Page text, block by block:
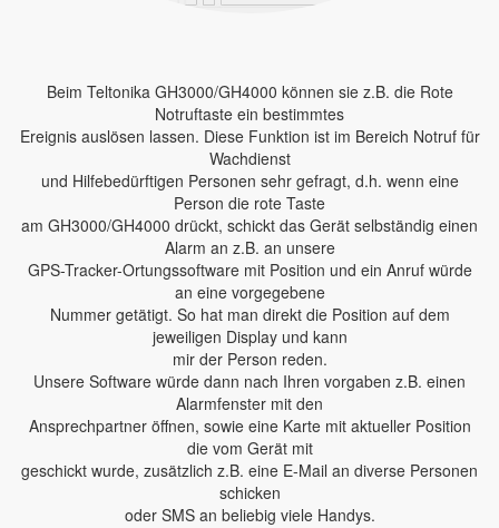
Beim Teltonika GH3000/GH4000 können sie z.B. die Rote
Notruftaste ein bestimmtes
Ereignis auslösen lassen. Diese Funktion ist im Bereich Notruf für
Wachdienst
und Hilfebedürftigen Personen sehr gefragt, d.h. wenn eine
Person die rote Taste
am GH3000/GH4000 drückt, schickt das Gerät selbständig einen
Alarm an z.B. an unsere
GPS-Tracker-Ortungssoftware mit Position und ein Anruf würde
an eine vorgegebene
Nummer getätigt. So hat man direkt die Position auf dem
jeweiligen Display und kann
mir der Person reden.
Unsere Software würde dann nach Ihren vorgaben z.B. einen
Alarmfenster mit den
Ansprechpartner öffnen, sowie eine Karte mit aktueller Position
die vom Gerät mit
geschickt wurde, zusätzlich z.B. eine E-Mail an diverse Personen
schicken
oder SMS an beliebig viele Handys.